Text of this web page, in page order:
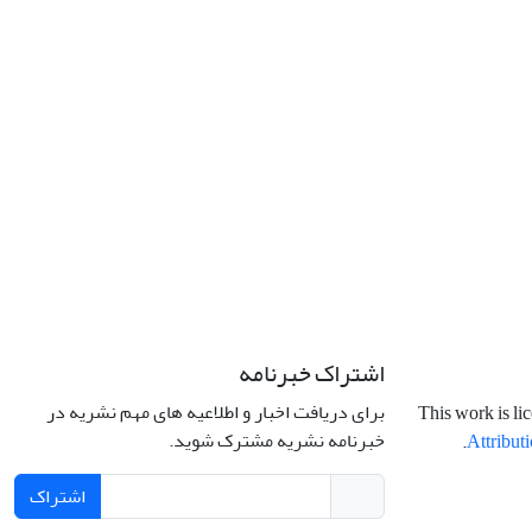
This work is
.
اشتراک خبرنامه
برای دریافت اخبار و اطلاعیه های مهم نشریه در
خبرنامه نشریه مشترک شوید.
اشتراک